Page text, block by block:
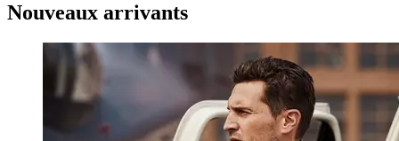
Nouveaux arrivants